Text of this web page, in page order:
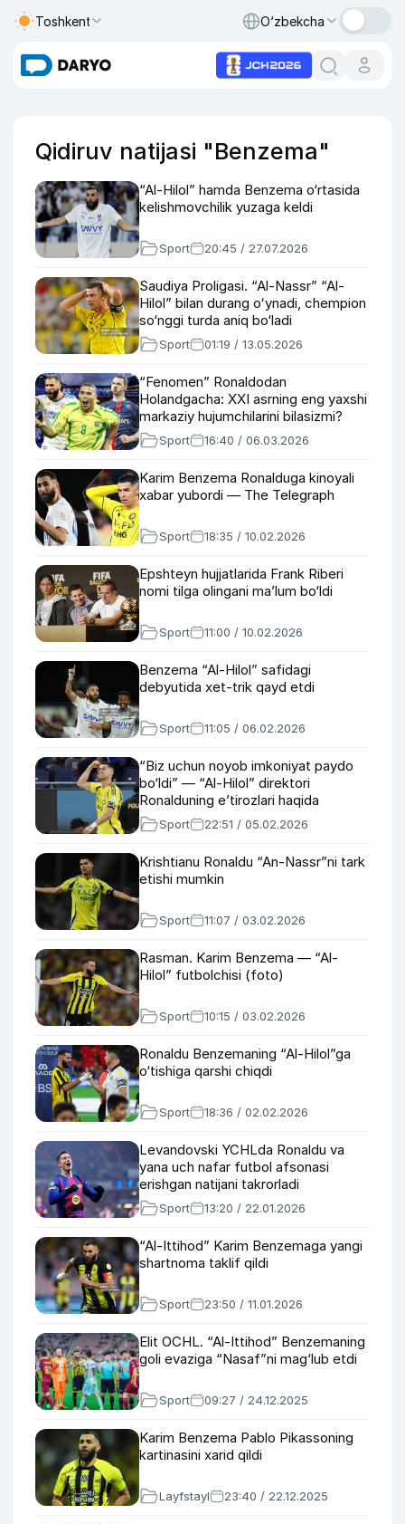
Toshkent O‘zbekcha
Qidiruv natijasi "Benzema"
“Al-Hilol” hamda Benzema o‘rtasida
kelishmovchilik yuzaga keldi
Sport 20:45 / 27.07.2026
Saudiya Proligasi. “Al-Nassr” “Al-
Hilol” bilan durang oʻynadi, chempion
so‘nggi turda aniq bo‘ladi
Sport 01:19 / 13.05.2026
“Fenomen” Ronaldodan
Holandgacha: XXI asrning eng yaxshi
markaziy hujumchilarini bilasizmi?
Sport 16:40 / 06.03.2026
Karim Benzema Ronalduga kinoyali
xabar yubordi — The Telegraph
Sport 18:35 / 10.02.2026
Epshteyn hujjatlarida Frank Riberi
nomi tilga olingani ma’lum bo‘ldi
Sport 11:00 / 10.02.2026
Benzema “Al-Hilol” safidagi
debyutida xet-trik qayd etdi
Sport 11:05 / 06.02.2026
“Biz uchun noyob imkoniyat paydo
bo‘ldi” — “Al-Hilol” direktori
Ronalduning e’tirozlari haqida
Sport 22:51 / 05.02.2026
Krishtianu Ronaldu “An-Nassr”ni tark
etishi mumkin
Sport 11:07 / 03.02.2026
Rasman. Karim Benzema — “Al-
Hilol” futbolchisi (foto)
Sport 10:15 / 03.02.2026
Ronaldu Benzemaning “Al-Hilol”ga
o‘tishiga qarshi chiqdi
Sport 18:36 / 02.02.2026
Levandovski YCHLda Ronaldu va
yana uch nafar futbol afsonasi
erishgan natijani takrorladi
Sport 13:20 / 22.01.2026
“Al-Ittihod” Karim Benzemaga yangi
shartnoma taklif qildi
Sport 23:50 / 11.01.2026
Elit OCHL. “Al-Ittihod” Benzemaning
goli evaziga “Nasaf”ni mag‘lub etdi
Sport 09:27 / 24.12.2025
Karim Benzema Pablo Pikassoning
kartinasini xarid qildi
Layfstayl 23:40 / 22.12.2025